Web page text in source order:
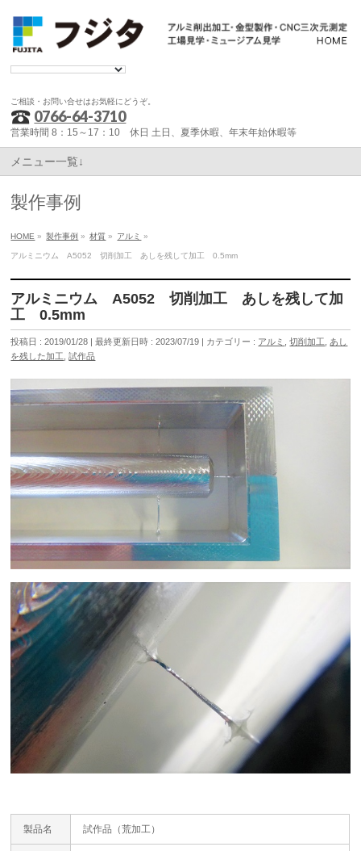
ご相談・お問い合せはお気軽にどうぞ。
0766-64-3710
営業時間 8：15～17：10 休日 土日、夏季休暇、年末年始休暇等
メニュー一覧↓
製作事例
HOME » 製作事例 » 材質 » アルミ »
アルミニウム A5052 切削加工 あしを残して加工 0.5mm
アルミニウム A5052 切削加工 あしを残して加
工 0.5mm
投稿日 : 2019/01/28 最終更新日時 : 2023/07/19 カテゴリー : アルミ ,切削加工
あし
を残した加工 ,試作品
製品名 試作品（荒加工）